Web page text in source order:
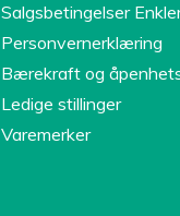
Salgsbetingelser
Personvernerklæring
Bærekraft og
Ledige stillinger
Varemerker